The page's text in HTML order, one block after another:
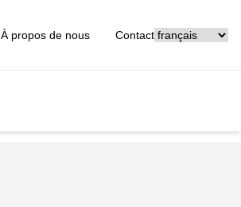
À propos de nous Contact